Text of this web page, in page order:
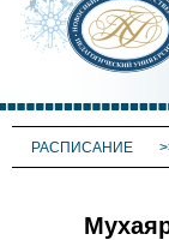
РАСПИСАНИЕ